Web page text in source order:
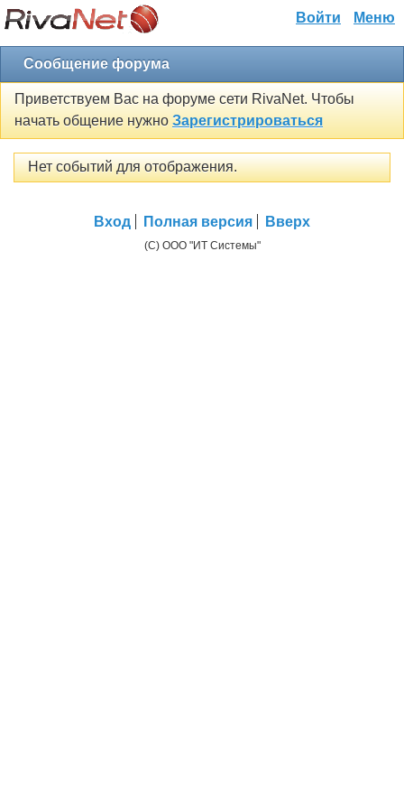
Войти Меню
Сообщение форума
Приветствуем Вас на форуме сети RivaNet. Чтобы
начать общение нужно Зарегистрироваться
Нет событий для отображения.
Вход Полная версия Вверх
(C) ООО "ИТ Системы"